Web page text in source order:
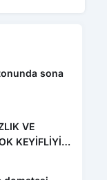
sona
VE
KEYİFLİYİZ